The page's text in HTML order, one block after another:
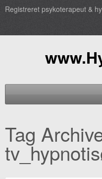
Registreret psykoterapeut &
Behandling
TV
Tag